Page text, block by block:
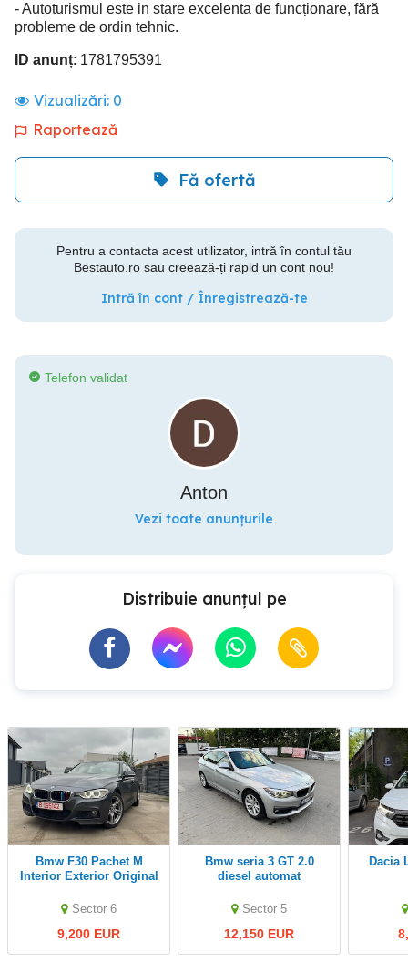
- Autoturismul este in stare excelenta de funcționare, fără
probleme de ordin tehnic.
ID anunț: 1781795391
Vizualizări: 0
Raportează
Fă ofertă
Pentru a contacta acest utilizator, intră în contul tău
Bestauto.ro sau creează-ți rapid un cont nou!
Intră în cont / Înregistrează-te
Telefon validat
Anton
Vezi toate anunțurile
Distribuie anunțul pe
Bmw F30 Pachet M
Interior Exterior Original
Sector 6
9,200 EUR
Bmw seria 3 GT 2.0
diesel automat
Sector 5
12,150 EUR